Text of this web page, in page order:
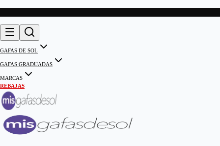
GAFAS DE SOL
GAFAS GRADUADAS
MARCAS
REBAJAS